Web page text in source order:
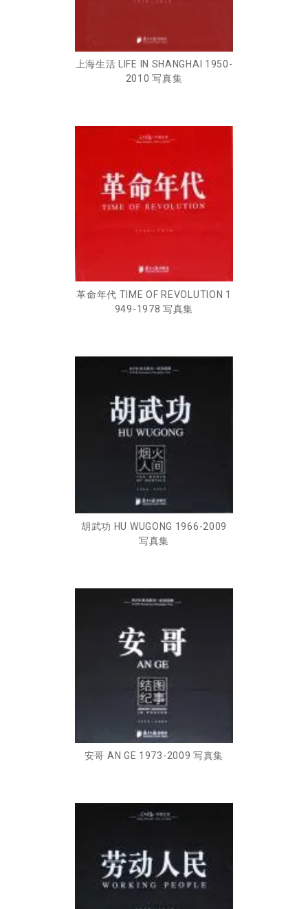
上海生活 LIFE IN SHANGHAI 1950-
2010 写真集
革命年代 TIME OF REVOLUTION 1
949-1978 写真集
胡武功 HU WUGONG 1966-2009
写真集
安哥 AN GE 1973-2009 写真集